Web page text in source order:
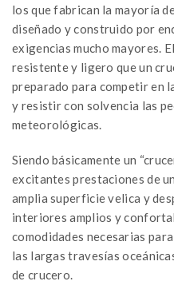
los que fabrican la mayoría
diseñado y construido por
exigencias mucho mayores.
resistente y ligero que un
preparado para competir en
y resistir con solvencia las
meteorológicas.
Siendo básicamente un
excitantes prestaciones de
amplia superficie velica y
interiores amplios y
comodidades necesarias
las largas travesías
de crucero.